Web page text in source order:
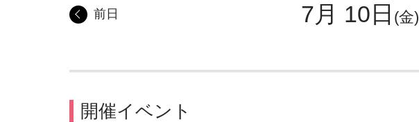
7月 10日 (金)
前日
開催イベント